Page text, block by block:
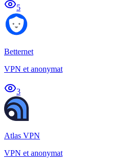
5
Betternet
VPN et anonymat
3
Atlas VPN
VPN et anonymat